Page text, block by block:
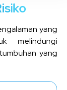
yang
melindungi
yang